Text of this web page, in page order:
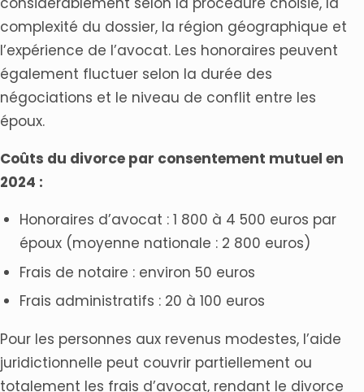
complexité du dossier, la région géographique et
l’expérience de l’avocat. Les honoraires peuvent
également fluctuer selon la durée des
négociations et le niveau de conflit entre les
époux.
Coûts du divorce par consentement mutuel en
2024 :
Honoraires d’avocat : 1 800 à 4 500 euros par
époux (moyenne nationale : 2 800 euros)
Frais de notaire : environ 50 euros
Frais administratifs : 20 à 100 euros
Pour les personnes aux revenus modestes, l’aide
juridictionnelle peut couvrir partiellement ou
totalement les frais d’avocat, rendant le divorce